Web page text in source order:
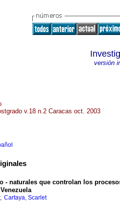
versión
v.18 n.2 Caracas oct. 2003
- naturales que controlan los
; Cartaya, Scarlet